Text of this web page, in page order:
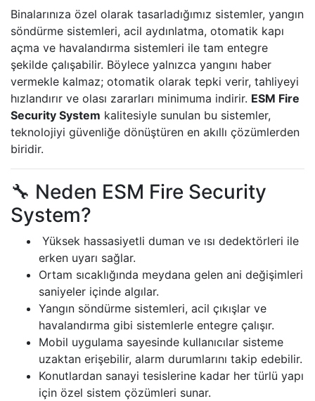
Binalarınıza özel olarak tasarladığımız sistemler, yangın
söndürme sistemleri, acil aydınlatma, otomatik kapı
açma ve havalandırma sistemleri ile tam entegre
şekilde çalışabilir. Böylece yalnızca yangını haber
vermekle kalmaz; otomatik olarak tepki verir, tahliyeyi
hızlandırır ve olası zararları minimuma indirir. ESM Fire
Security System kalitesiyle sunulan bu sistemler,
teknolojiyi güvenliğe dönüştüren en akıllı çözümlerden
biridir.
🔧 Neden ESM Fire Security
System?
Yüksek hassasiyetli duman ve ısı dedektörleri ile
erken uyarı sağlar.
Ortam sıcaklığında meydana gelen ani değişimleri
saniyeler içinde algılar.
Yangın söndürme sistemleri, acil çıkışlar ve
havalandırma gibi sistemlerle entegre çalışır.
Mobil uygulama sayesinde kullanıcılar sisteme
uzaktan erişebilir, alarm durumlarını takip edebilir.
Konutlardan sanayi tesislerine kadar her türlü yapı
için özel sistem çözümleri sunar.